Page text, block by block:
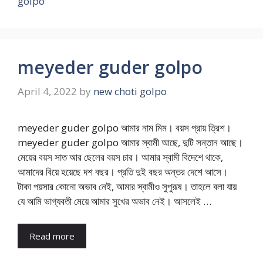
meyeder guder golpo
April 4, 2022 by new choti golpo
meyeder guder golpo আমার নাম মিম। বয়স প্রায় ত্রিশ।
meyeder guder golpo আমার স্বামী আছে, দুটি সন্তান আছে।
মেয়ের বয়স সাত আর ছেলের বয়স চার। আমার স্বামী বিদেশে থাকে,
আমাদের বিয়ে হয়েছে দশ বছর। প্রতি দুই বছর অন্তর দেশে আসে।
টাকা পয়সার কোনো অভাব নেই, আমার স্বামীও সুপুরূষ। তাহলে বলা যায়
যে আমি ভাগ্যবতী মেয়ে আমার সুখের অভাব নেই। আসলেই …
Read more